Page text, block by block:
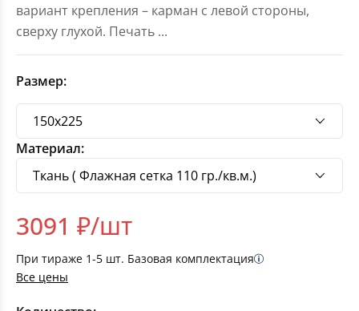
вариант крепления – карман с левой стороны,
сверху глухой. Печать ...
Размер:
Материал:
3091 ₽/шт
При тираже 1-5 шт. Базовая комплектация
Все цены